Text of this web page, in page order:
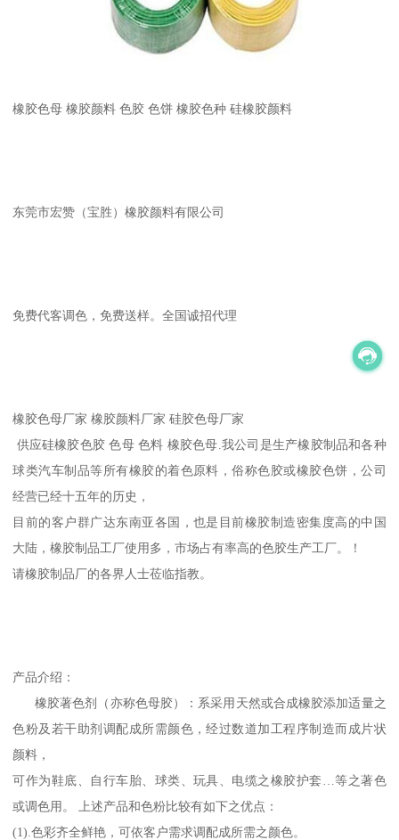
橡胶色母 橡胶颜料 色胶 色饼 橡胶色种 硅橡胶颜料
东莞市宏赞（宝胜）橡胶颜料有限公司
免费代客调色，免费送样。全国诚招代理
橡胶色母厂家 橡胶颜料厂家 硅胶色母厂家
供应硅橡胶色胶 色母 色料 橡胶色母.我公司是生产橡胶制品和各种
球类汽车制品等所有橡胶的着色原料，俗称色胶或橡胶色饼，公司
经营已经十五年的历史，
目前的客户群广达东南亚各国，也是目前橡胶制造密集度高的中国
大陆，橡胶制品工厂使用多，市场占有率高的色胶生产工厂。！
请橡胶制品厂的各界人士莅临指教。
产品介绍：
橡胶著色剂（亦称色母胶）：系采用天然或合成橡胶添加适量之
色粉及若干助剂调配成所需颜色，经过数道加工程序制造而成片状
颜料，
可作为鞋底、自行车胎、球类、玩具、电缆之橡胶护套…等之著色
或调色用。 上述产品和色粉比较有如下之优点：
(1).色彩齐全鲜艳，可依客户需求调配成所需之颜色。